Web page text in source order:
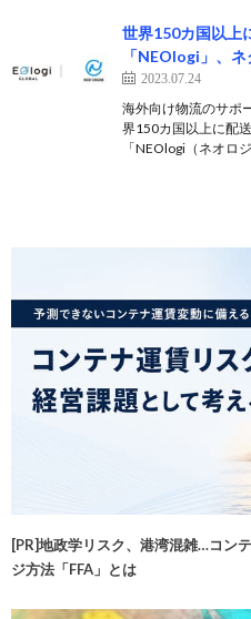
世界150カ国以上
「NEOlogi」、
2023.07.24
海外向け物流のサポ
界150カ国以上に配
「NEOlogi（ネオロ
[PR]地政学リスク、港湾混雑…コン
ジ方法「FFA」とは